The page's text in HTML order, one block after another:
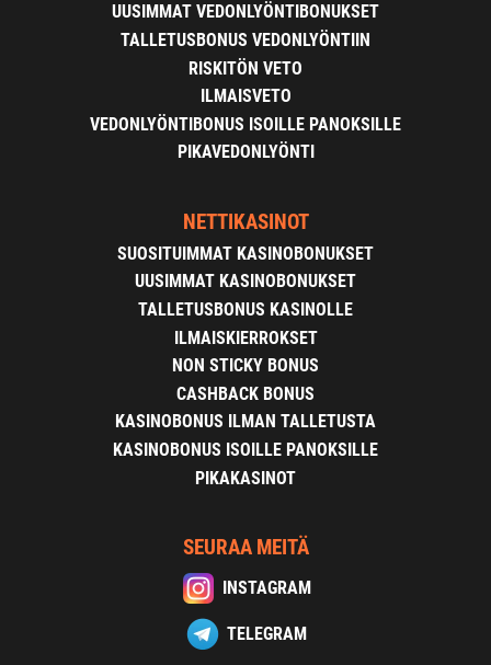
UUSIMMAT VEDONLYÖNTIBONUKSET
TALLETUSBONUS VEDONLYÖNTIIN
RISKITÖN VETO
ILMAISVETO
VEDONLYÖNTIBONUS ISOILLE PANOKSILLE
PIKAVEDONLYÖNTI
NETTIKASINOT
SUOSITUIMMAT KASINOBONUKSET
UUSIMMAT KASINOBONUKSET
TALLETUSBONUS KASINOLLE
ILMAISKIERROKSET
NON STICKY BONUS
CASHBACK BONUS
KASINOBONUS ILMAN TALLETUSTA
KASINOBONUS ISOILLE PANOKSILLE
PIKAKASINOT
SEURAA MEITÄ
INSTAGRAM
TELEGRAM